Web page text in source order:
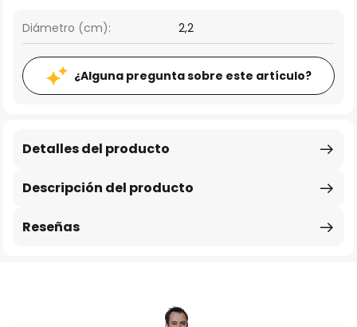
Diámetro (cm): 2,2
¿Alguna pregunta sobre este artículo?
Descripción del producto
Detalles del producto
Reseñas